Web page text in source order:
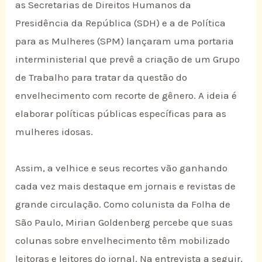
as Secretarias de Direitos Humanos da
Presidência da República (SDH) e a de Política
para as Mulheres (SPM) lançaram uma portaria
interministerial que prevê a criação de um Grupo
de Trabalho para tratar da questão do
envelhecimento com recorte de gênero. A ideia é
elaborar políticas públicas específicas para as
mulheres idosas.
Assim, a velhice e seus recortes vão ganhando
cada vez mais destaque em jornais e revistas de
grande circulação. Como colunista da Folha de
São Paulo, Mirian Goldenberg percebe que suas
colunas sobre envelhecimento têm mobilizado
leitoras e leitores do jornal. Na entrevista a seguir,